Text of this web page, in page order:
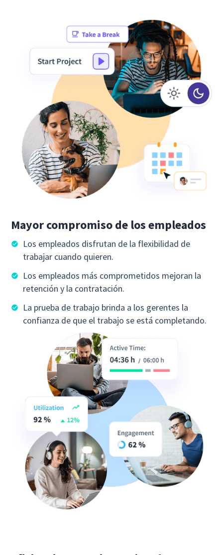
Mayor compromiso de los empleados
Los empleados disfrutan de la flexibilidad de
trabajar cuando quieren.
Los empleados más comprometidos mejoran la
retención y la contratación.
La prueba de trabajo brinda a los gerentes la
confianza de que el trabajo se está completando.